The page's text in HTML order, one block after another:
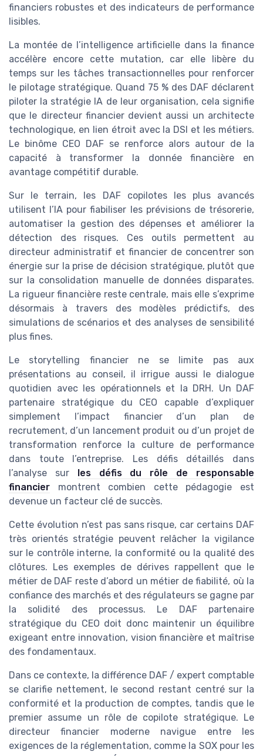
financiers robustes et des indicateurs de performance
lisibles.
La montée de l’intelligence artificielle dans la finance
accélère encore cette mutation, car elle libère du
temps sur les tâches transactionnelles pour renforcer
le pilotage stratégique. Quand 75 % des DAF déclarent
piloter la stratégie IA de leur organisation, cela signifie
que le directeur financier devient aussi un architecte
technologique, en lien étroit avec la DSI et les métiers.
Le binôme CEO DAF se renforce alors autour de la
capacité à transformer la donnée financière en
avantage compétitif durable.
Sur le terrain, les DAF copilotes les plus avancés
utilisent l’IA pour fiabiliser les prévisions de trésorerie,
automatiser la gestion des dépenses et améliorer la
détection des risques. Ces outils permettent au
directeur administratif et financier de concentrer son
énergie sur la prise de décision stratégique, plutôt que
sur la consolidation manuelle de données disparates.
La rigueur financière reste centrale, mais elle s’exprime
désormais à travers des modèles prédictifs, des
simulations de scénarios et des analyses de sensibilité
plus fines.
Le storytelling financier ne se limite pas aux
présentations au conseil, il irrigue aussi le dialogue
quotidien avec les opérationnels et la DRH. Un DAF
partenaire stratégique du CEO capable d’expliquer
simplement l’impact financier d’un plan de
recrutement, d’un lancement produit ou d’un projet de
transformation renforce la culture de performance
dans toute l’entreprise. Les défis détaillés dans
l’analyse sur
les défis du rôle de responsable
financier montrent combien cette pédagogie est
devenue un facteur clé de succès.
Cette évolution n’est pas sans risque, car certains DAF
très orientés stratégie peuvent relâcher la vigilance
sur le contrôle interne, la conformité ou la qualité des
clôtures. Les exemples de dérives rappellent que le
métier de DAF reste d’abord un métier de fiabilité, où la
confiance des marchés et des régulateurs se gagne par
la solidité des processus. Le DAF partenaire
stratégique du CEO doit donc maintenir un équilibre
exigeant entre innovation, vision financière et maîtrise
des fondamentaux.
Dans ce contexte, la différence DAF / expert comptable
se clarifie nettement, le second restant centré sur la
conformité et la production de comptes, tandis que le
premier assume un rôle de copilote stratégique. Le
directeur financier moderne navigue entre les
exigences de la réglementation, comme la SOX pour les